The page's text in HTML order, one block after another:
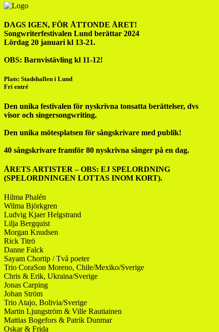
DAGS IGEN, FÖR ÅTTONDE ÅRET!
Songwriterfestivalen Lund berättar 2024
Lördag 20 januari kl 13-21.
OBS: Barnvistävling kl 11-12!
Plats: Stadshallen i Lund
Fri entré
Den unika festivalen för nyskrivna tonsatta berättelser, dvs
visor och singersongwriting.
Den unika mötesplatsen för sångskrivare med publik!
40 sångskrivare framför 80 nyskrivna sånger på en dag.
ÅRETS ARTISTER – OBS: EJ SPELORDNING
(SPELORDNINGEN LOTTAS INOM KORT).
Hilma Phalén
Wilma Björkgren
Ludvig Kjaer Helgstrand
Lilja Bergquist
Morgan Knudsen
Rick Titrö
Danne Falck
Sayam Chortip / Två poeter
Trio CoraSon Moreno, Chile/Mexiko/Sverige
Chris & Erik, Ukraina/Sverige
Jonas Carping
Johan Ström
Trio Atajo, Bolivia/Sverige
Martin Ljungström & Ville Rautiainen
Mattias Bogefors & Patrik Dunmar
Oskar & Frida